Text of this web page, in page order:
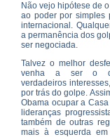
Não vejo hipótese de
ao poder por simples
internacional.
a permanência dos
ser negociada.
Talvez o melhor
venha a ser o
verdadeiros
por trás do golpe.
Obama ocupar a
lideranças
também de outras
mais à esquerda